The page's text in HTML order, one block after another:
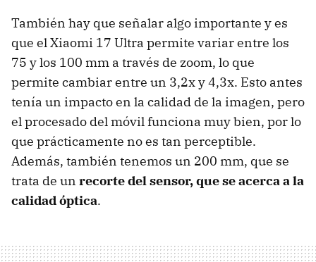
También hay que señalar algo importante y es
que el Xiaomi 17 Ultra permite variar entre los
75 y los 100 mm a través de zoom, lo que
permite cambiar entre un 3,2x y 4,3x. Esto antes
tenía un impacto en la calidad de la imagen, pero
el procesado del móvil funciona muy bien, por lo
que prácticamente no es tan perceptible.
Además, también tenemos un 200 mm, que se
trata de un recorte del sensor, que se acerca a la
calidad óptica.